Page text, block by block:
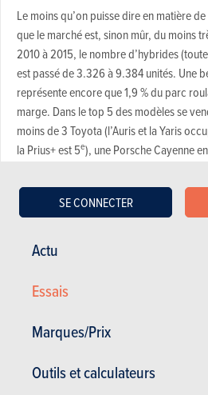
Actu
Essais
Marques/Prix
Outils et calculateurs
SE CONNECTER
Le moins qu’on puisse dire en matière
que le marché est, sinon mûr, du moins
2010 à 2015, le nombre d’hybrides
est passé de 3.326 à 9.384 unités. Une
représente encore que 1,9 % du parc
marge. Dans le top 5 des modèles se
moins de 3 Toyota (l’Auris et la Yaris
la Prius+ est 5e), une Porsche Cayenne
Rapport prix/équipement
Mécanique très silencieuse
Comportement très sécurisant
Rythme des entretiens